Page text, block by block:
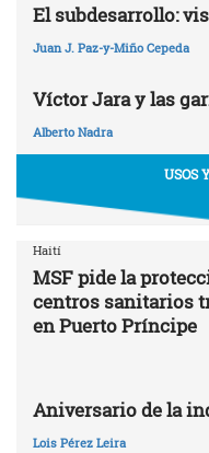
El subdesarrollo:
Juan J. Paz-y-Miño Cepeda
Víctor Jara y las
Alberto Nadra
USOS
Haití
MSF pide la
centros sanitarios
en Puerto Príncipe
Aniversario de la
Lois Pérez Leira